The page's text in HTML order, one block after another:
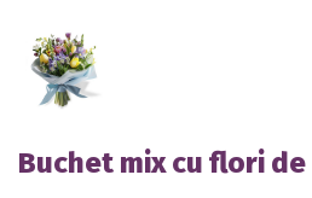
Buchet mix cu flori